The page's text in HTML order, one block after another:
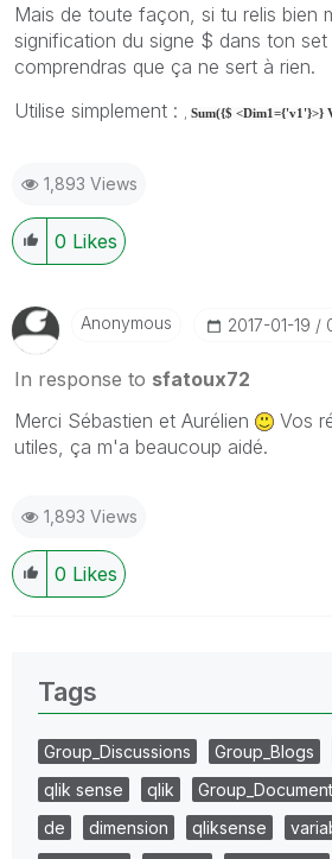
Mais de toute façon, si tu relis bien
signification du signe $ dans ton set
comprendras que ça ne sert à rien.
Utilise simplement :
Sum({$ <Dim1={'v1'}>}
1,893 Views
0 Likes
Anonymous ‎2017-01-19
In response to sfatoux72
Merci Sébastien et Aurélien
Vos
utiles, ça m'a beaucoup aidé.
1,893 Views
0 Likes
Tags
Group_Discussions Group_Blogs
qlik sense
qlik
de
dimension qliksense